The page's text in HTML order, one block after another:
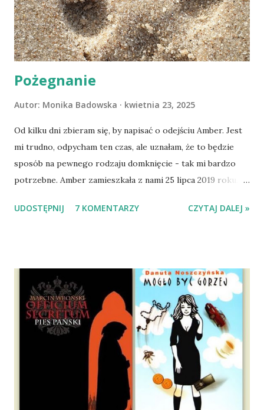
Pożegnanie
Autor: Monika Badowska kwietnia 23, 2025
Od kilku dni zbieram się, by napisać o odejściu Amber. Jest
mi trudno, odpycham ten czas, ale uznałam, że to będzie
sposób na pewnego rodzaju domknięcie - tak mi bardzo
potrzebne. Amber zamieszkała z nami 25 lipca 2019 roku.
Mazowieckim, pojechaliśmy na wizytę zapoznawczą, a kilka
wspólnego życia przeczytacie TUTAJ i TUTAJ . Gdy już
nieco okrzepliśmy w codzienności z psem, a Amber - z
ludźmi i kotami, pojawił się pomysł na wspólny jesienny
wyjazd w Beskid Niski. Zanim to jednak się stało psica miała
atak padaczki, co spowodowało, że wyjazd odwołaliśmy,
wdrożyliśmy leczenie i od nowa zaczęliśmy oswajać z nami i
wspólnym życiem zdezorientowanego chorobą psa. Udało
się ustabilizować zawirowania zdrowotne i wówczas
UDOSTĘPNIJ 7 KOMENTARZY CZYTAJ DALEJ »